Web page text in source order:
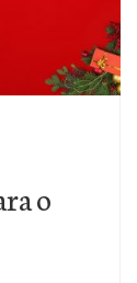
o